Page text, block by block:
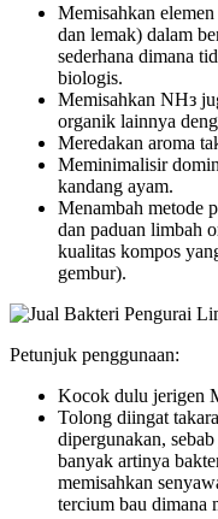
Memisahkan
dan lemak) dalam
sederhana dimana
biologis.
Memisahkan NHз
organik lainnya
Meredakan aroma
Meminimalisir
kandang ayam.
Menambah metode
dan paduan limbah
kualitas kompos
gembur).
Petunjuk penggunaan:
Kocok dulu jerigen
Tolong diingat
dipergunakan,
banyak artinya
memisahkan
tercium bau dimana